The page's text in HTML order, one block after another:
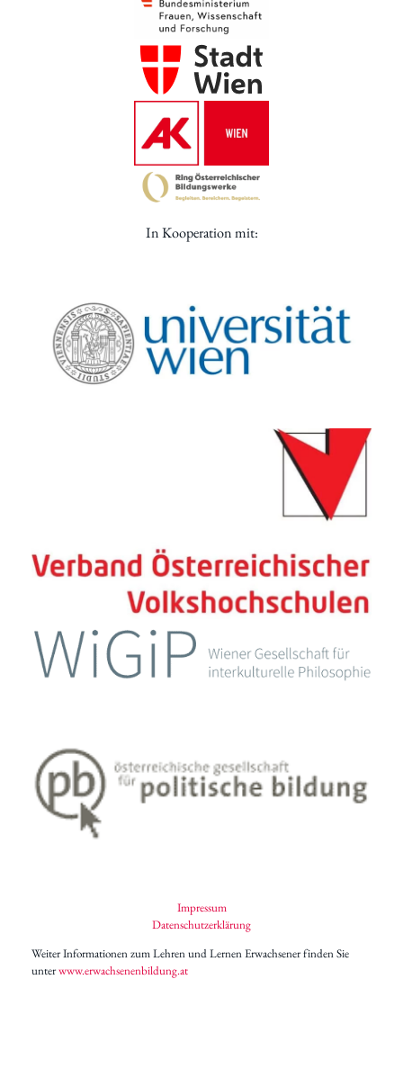
In Kooperation mit:
Impressum
Datenschutzerklärung
Weiter Informationen zum Lehren und Lernen Erwachsener finden Sie
unterwww.erwachsenenbildung.at